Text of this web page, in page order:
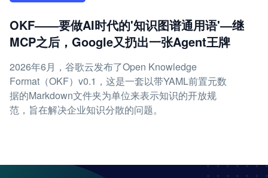
OKF——要做AI时代的'知识图谱通用语'—继
MCP之后，Google又扔出一张Agent王牌
2026年6月，谷歌云发布了Open Knowledge
Format（OKF）v0.1，这是一套以带YAML前置元数
据的Markdown文件夹为单位来表示知识的开放规
范，旨在解决企业知识分散的问题。